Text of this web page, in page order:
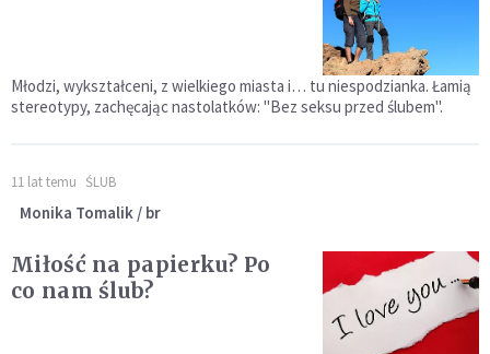
Młodzi, wykształceni, z wielkiego miasta i… tu niespodzianka. Łamią
stereotypy, zachęcając nastolatków: "Bez seksu przed ślubem".
11 lat temu ŚLUB
Monika Tomalik / br
Miłość na papierku? Po
co nam ślub?